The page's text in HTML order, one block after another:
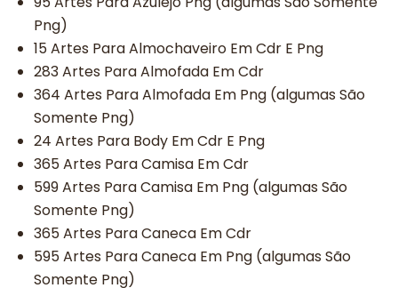
Png)
15 Artes Para Almochaveiro Em Cdr E Png
283 Artes Para Almofada Em Cdr
364 Artes Para Almofada Em Png (algumas São
Somente Png)
24 Artes Para Body Em Cdr E Png
365 Artes Para Camisa Em Cdr
599 Artes Para Camisa Em Png (algumas São
Somente Png)
365 Artes Para Caneca Em Cdr
595 Artes Para Caneca Em Png (algumas São
Somente Png)